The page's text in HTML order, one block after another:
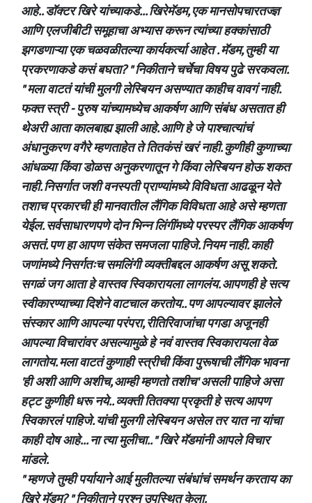
आहे.. डॉक्टर खिरे यांच्याकडे... खिरेमॅडम, एक मानसोपचारतज्ज्ञ
आणि एलजीबीटी समूहाचा अभ्यास करून त्यांच्या हक्कांसाठी
झगडणाऱ्या एक चळवळीतल्या कार्यकर्त्या आहेत . मॅडम, तुम्ही या
प्रकरणाकडे कसं बघता? " निकीताने चर्चेचा विषय पुढे सरकवला.
" मला वाटतं यांची मुलगी लेस्बियन असण्यात काहीच वावगं नाही.
फक्त स्त्री - पुरुष यांच्यामध्येच आकर्षण आणि संबंध असतात ही
थेअरी आता कालबाह्य झाली आहे. आणि हे जे पाश्चात्यांचं
अंधानुकरण वगैरे म्हणताहेत ते तितकंसं खरं नाही. कुणीही कुणाच्या
आंधळ्या किंवा डोळस अनुकरणातून गे किंवा लेस्बियन होऊ शकत
नाही. निसर्गात जशी वनस्पती प्राण्यांमध्ये विविधता आढळून येते
तशाच प्रकारची ही मानवातील लैंगिक विविधता आहे असे म्हणता
येईल. सर्वसाधारणपणे दोन भिन्न लिंगींमध्ये परस्पर लैंगिक आकर्षण
असतं. पण हा आपण संकेत समजला पाहिजे. नियम नाही. काही
जणांमध्ये निसर्गतःच समलिंगी व्यक्तीबद्दल आकर्षण असू शकते.
सगळं जग आता हे वास्तव स्विकारायला लागलंय. आपणही हे सत्य
स्वीकारण्याच्या दिशेने वाटचाल करतोय.. पण आपल्यावर झालेले
संस्कार आणि आपल्या परंपरा, रीतिरिवाजांचा पगडा अजूनही
आपल्या विचारांवर असल्यामुळे हे नवं वास्तव स्विकारायला वेळ
लागतोय. मला वाटतं कुणाही स्त्रीची किंवा पुरूषाची लैंगिक भावना
'ही अशी आणि अशीच, आम्ही म्हणतो तशीच' असली पाहिजे असा
हट्ट कुणीही धरू नये.. व्यक्ती तितक्या प्रकृती हे सत्य आपण
स्विकारलं पाहिजे. यांची मुलगी लेस्बियन असेल तर यात ना यांचा
काही दोष आहे... ना त्या मुलीचा.. " खिरे मॅडमांनी आपले विचार
मांडले.
" म्हणजे तुम्ही पर्यायाने आई मुलीतल्या संबंधांचं समर्थन करताय का